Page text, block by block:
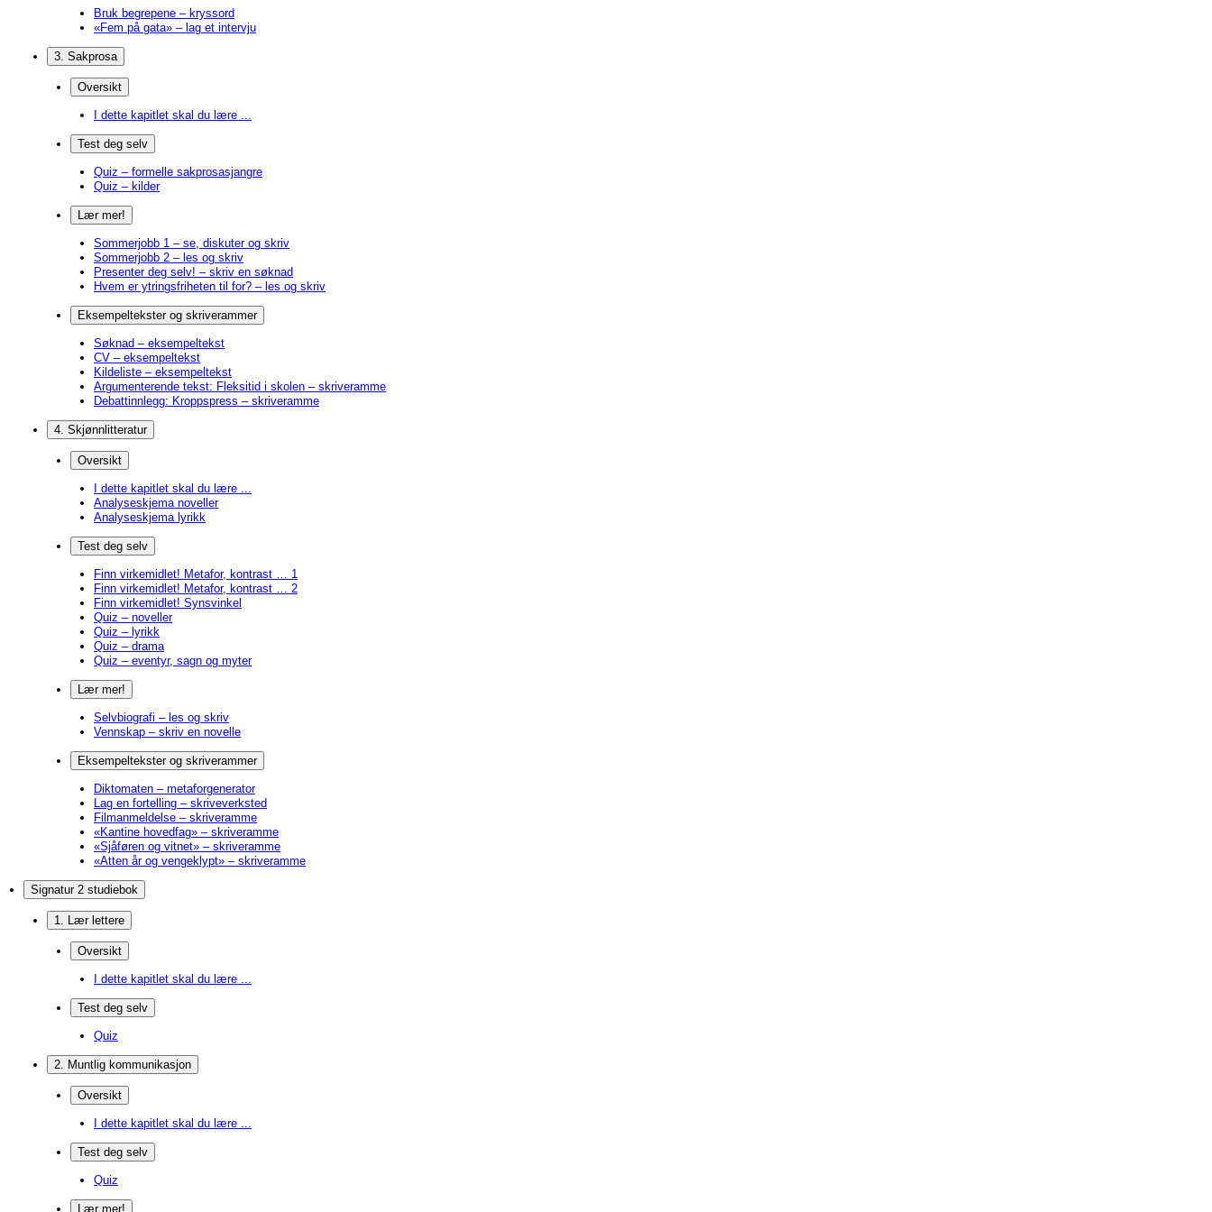
Bruk begrepene – kryssord
«Fem på gata» – lag et intervju
3. Sakprosa
Oversikt
I dette kapitlet skal du lære ...
Test deg selv
Quiz – formelle sakprosasjangre
Quiz – kilder
Lær mer!
Sommerjobb 1 – se, diskuter og skriv
Sommerjobb 2 – les og skriv
Presenter deg selv! – skriv en søknad
Hvem er ytringsfriheten til for? – les og skriv
Eksempeltekster og skriverammer
Søknad – eksempeltekst
CV – eksempeltekst
Kildeliste – eksempeltekst
Argumenterende tekst: Fleksitid i skolen – skriveramme
Debattinnlegg: Kroppspress – skriveramme
4. Skjønnlitteratur
Oversikt
I dette kapitlet skal du lære ...
Analyseskjema noveller
Analyseskjema lyrikk
Test deg selv
Finn virkemidlet! Metafor, kontrast … 1
Finn virkemidlet! Metafor, kontrast … 2
Finn virkemidlet! Synsvinkel
Quiz – noveller
Quiz – lyrikk
Quiz – drama
Quiz – eventyr, sagn og myter
Lær mer!
Selvbiografi – les og skriv
Vennskap – skriv en novelle
Eksempeltekster og skriverammer
Diktomaten – metaforgenerator
Lag en fortelling – skriveverksted
Filmanmeldelse – skriveramme
«Kantine hovedfag» – skriveramme
«Sjåføren og vitnet» – skriveramme
«Atten år og vengeklypt» – skriveramme
Signatur 2 studiebok
1. Lær lettere
Oversikt
I dette kapitlet skal du lære ...
Test deg selv
Quiz
2. Muntlig kommunikasjon
Oversikt
I dette kapitlet skal du lære ...
Test deg selv
Quiz
Lær mer!